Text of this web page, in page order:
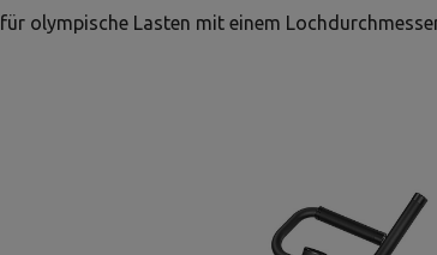
für olympische Lasten mit einem